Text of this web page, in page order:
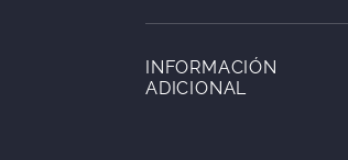
INFORMACIÓN
ADICIONAL